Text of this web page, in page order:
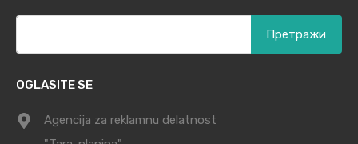
OGLASITE SE
Agencija za reklamnu delatnost